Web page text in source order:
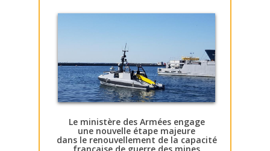
Le ministère des Armées engage
une nouvelle étape majeure
dans le renouvellement de la capacité